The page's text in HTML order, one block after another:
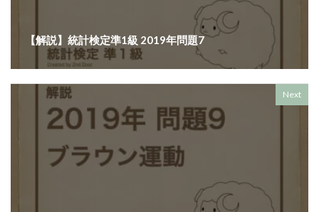
【解説】統計検定準1級 2019年問題7
Next